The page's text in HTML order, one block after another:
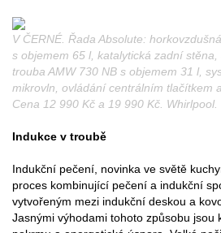
V ČERNÉ. Řada Absolute:
s objemem 65 l, katalytická zadní
trouba AMW 730 NB s objemem 31 l,
mikrovln, ovládání centrálním tlačítkem
Cena 12 990 Kč a 19 990 Kč. Whirlpool.
Indukce v troubě
Indukční pečení, novinka ve světě
proces kombinující pečení a indukční
vytvořeným mezi indukční deskou a
Jasnými výhodami tohoto způsobu jsou